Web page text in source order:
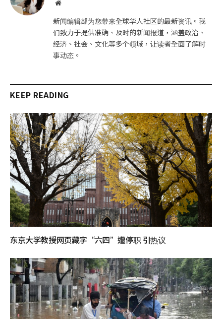
网
新闻编辑部为您带来全球华人社区的最新资讯。我
们致力于提供准确、及时的新闻报道，涵盖政治、
经济、社会、文化等多个领域，让读者全面了解时
事动态。
KEEP READING
东京大学教授网页藏字“六四”遭停职 引热议